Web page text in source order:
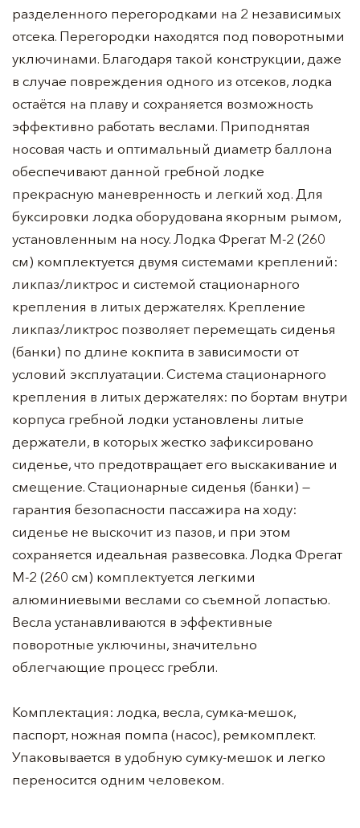
разделенного перегородками на 2 независимых
отсека. Перегородки находятся под поворотными
уключинами. Благодаря такой конструкции, даже
в случае повреждения одного из отсеков, лодка
остаётся на плаву и сохраняется возможность
эффективно работать веслами. Приподнятая
носовая часть и оптимальный диаметр баллона
обеспечивают данной гребной лодке
прекрасную маневренность и легкий ход. Для
буксировки лодка оборудована якорным рымом,
установленным на носу. Лодка Фрегат М-2 (260
см) комплектуется двумя системами креплений:
ликпаз/ликтрос и системой стационарного
крепления в литых держателях. Крепление
ликпаз/ликтрос позволяет перемещать сиденья
(банки) по длине кокпита в зависимости от
условий эксплуатации. Система стационарного
крепления в литых держателях: по бортам внутри
корпуса гребной лодки установлены литые
держатели, в которых жестко зафиксировано
сиденье, что предотвращает его выскакивание и
смещение. Стационарные сиденья (банки) —
гарантия безопасности пассажира на ходу:
сиденье не выскочит из пазов, и при этом
сохраняется идеальная развесовка. Лодка Фрегат
М-2 (260 см) комплектуется легкими
алюминиевыми веслами со съемной лопастью.
Весла устанавливаются в эффективные
поворотные уключины, значительно
облегчающие процесс гребли.
Комплектация: лодка, весла, сумка-мешок,
паспорт, ножная помпа (насос), ремкомплект.
Упаковывается в удобную сумку-мешок и легко
переносится одним человеком.